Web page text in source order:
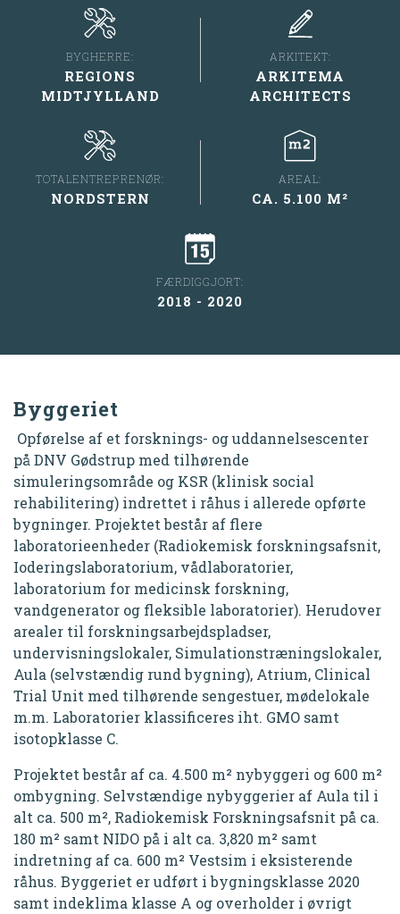
BYGHERRE:
REGIONS
MIDTJYLLAND
ARKITEKT:
ARKITEMA
ARCHITECTS
TOTALENTREPRENØR:
NORDSTERN
AREAL:
CA. 5.100 M²
FÆRDIGGJORT:
2018 - 2020
Byggeriet
Opførelse af et forsknings- og uddannelsescenter
på DNV Gødstrup med tilhørende
simuleringsområde og KSR (klinisk social
rehabilitering) indrettet i råhus i allerede opførte
bygninger. Projektet består af flere
laboratorieenheder (Radiokemisk forskningsafsnit,
Ioderingslaboratorium, vådlaboratorier,
laboratorium for medicinsk forskning,
vandgenerator og fleksible laboratorier). Herudover
arealer til forskningsarbejdspladser,
undervisningslokaler, Simulationstræningslokaler,
Aula (selvstændig rund bygning), Atrium, Clinical
Trial Unit med tilhørende sengestuer, mødelokale
m.m. Laboratorier klassificeres iht. GMO samt
isotopklasse C.
Projektet består af ca. 4.500 m² nybyggeri og 600 m²
ombygning. Selvstændige nybyggerier af Aula til i
alt ca. 500 m², Radiokemisk Forskningsafsnit på ca.
180 m² samt NIDO på i alt ca. 3,820 m² samt
indretning af ca. 600 m² Vestsim i eksisterende
råhus. Byggeriet er udført i bygningsklasse 2020
samt indeklima klasse A og overholder i øvrigt